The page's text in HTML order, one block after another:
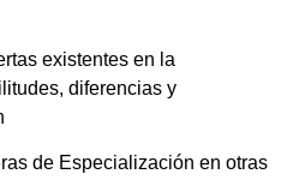
existentes en la
diferencias y
de Especialización en otras